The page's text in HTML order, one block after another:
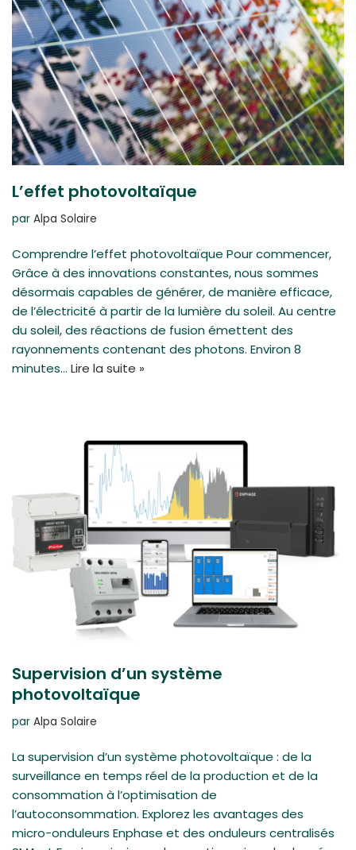
L’effet photovoltaïque
par Alpa Solaire
Comprendre l’effet photovoltaïque Pour commencer,
Grâce à des innovations constantes, nous sommes
désormais capables de générer, de manière efficace,
de l’électricité à partir de la lumière du soleil. Au centre
du soleil, des réactions de fusion émettent des
rayonnements contenant des photons. Environ 8
minutes… Lire la suite »
Supervision d’un système
photovoltaïque
par Alpa Solaire
La supervision d’un système photovoltaïque : de la
surveillance en temps réel de la production et de la
consommation à l’optimisation de
l’autoconsommation. Explorez les avantages des
micro-onduleurs Enphase et des onduleurs centralisés